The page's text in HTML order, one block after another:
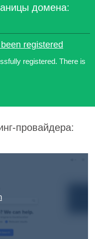
домена:
registered
registered. There is
провайдера: